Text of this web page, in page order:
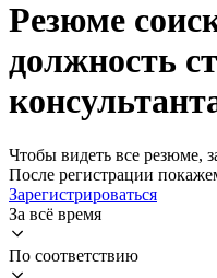
Резюме
должность
Чтобы видеть все резюме,
После регистрации
Зарегистрироваться
За всё время
По соответствию